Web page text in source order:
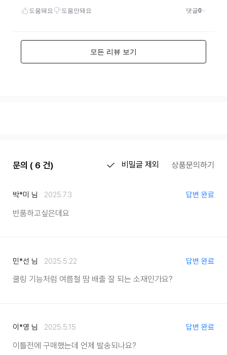
문의 ( 6 건) 비밀글 제외 상품문의하기
박*미 님 2025.7.3 답변 완료
반품하고싶은데요
민*선 님 2025.5.22 답변 완료
쿨링 기능처럼 여름철 땀 배출 잘 되는 소재인가요?
이*영 님 2025.5.15 답변 완료
이틀전에 구매했는데 언제 발송되나요?